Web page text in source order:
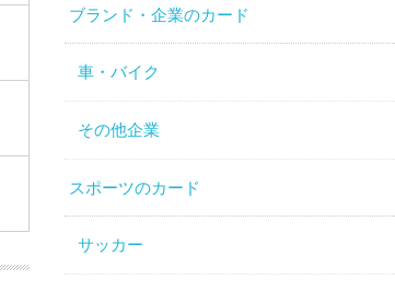
ブランド・企業のカード
車・バイク
その他企業
スポーツのカード
サッカー